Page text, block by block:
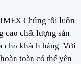
Chúng tôi luôn
cao chất lượng sản
cho khách hàng. Với
toàn có thể yên